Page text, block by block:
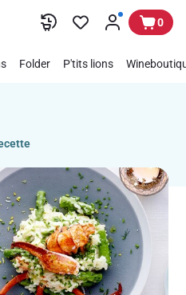
0
Folder P'tits lions